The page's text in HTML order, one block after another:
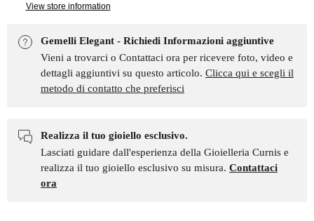
View store information
Gemelli Elegant - Richiedi Informazioni aggiuntive
Vieni a trovarci o Contattaci ora per ricevere foto, video e
dettagli aggiuntivi su questo articolo. Clicca qui e scegli il
metodo di contatto che preferisci
Realizza il tuo gioiello esclusivo.
Lasciati guidare dall'esperienza della Gioielleria Curnis e
realizza il tuo gioiello esclusivo su misura. Contattaci
ora